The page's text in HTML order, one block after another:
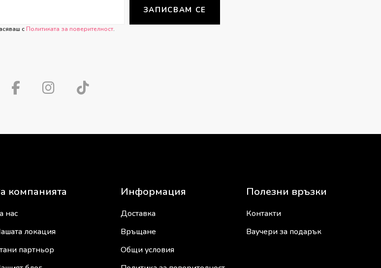
с Политиката за поверителност.
ЗАПИСВАМ СЕ
компанията
нас
локация
партньор
Информация
Доставка
Връщане
Общи условия
Полезни връзки
Контакти
Ваучери за подарък